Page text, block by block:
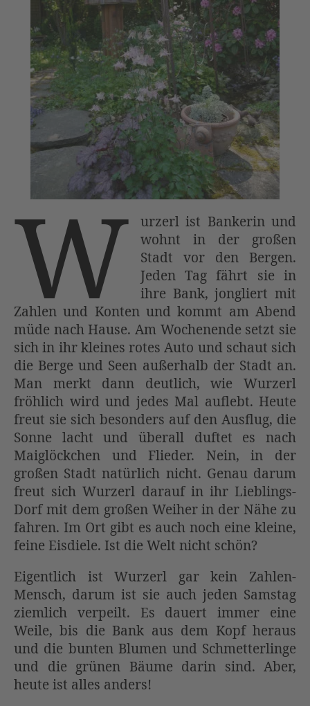
W
urzerl ist Bankerin und
wohnt in der großen
Stadt vor den Bergen.
Jeden Tag fährt sie in
ihre Bank, jongliert mit
Zahlen und Konten und kommt am Abend
müde nach Hause. Am Wochenende setzt sie
sich in ihr kleines rotes Auto und schaut sich
die Berge und Seen außerhalb der Stadt an.
Man merkt dann deutlich, wie Wurzerl
fröhlich wird und jedes Mal auflebt. Heute
freut sie sich besonders auf den Ausflug, die
Sonne lacht und überall duftet es nach
Maiglöckchen und Flieder. Nein, in der
großen Stadt natürlich nicht. Genau darum
freut sich Wurzerl darauf in ihr Lieblings-
Dorf mit dem großen Weiher in der Nähe zu
fahren. Im Ort gibt es auch noch eine kleine,
feine Eisdiele. Ist die Welt nicht schön?
Eigentlich ist Wurzerl gar kein Zahlen-
Mensch, darum ist sie auch jeden Samstag
ziemlich verpeilt. Es dauert immer eine
Weile, bis die Bank aus dem Kopf heraus
und die bunten Blumen und Schmetterlinge
und die grünen Bäume darin sind. Aber,
heute ist alles anders!